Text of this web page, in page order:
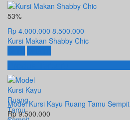
53%
Rp 4.000.000 8.500.000
Kursi Makan Shabby Chic
Produk Terbaru
Model Kursi Kayu Ruang Tamu Sempit
Rp 9.500.000